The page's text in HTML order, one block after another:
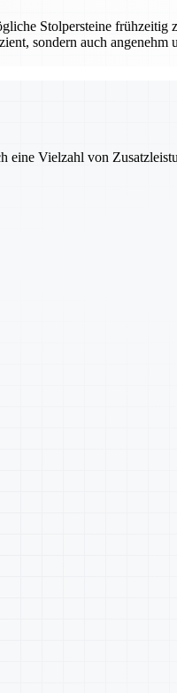
Stolpersteine frühzeitig
sondern auch angenehm
eine Vielzahl von